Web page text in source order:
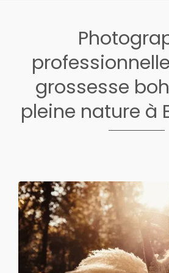
grossesse
pleine nature à